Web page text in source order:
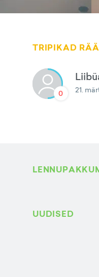
TRIPIKAD
0 21.
UUDISED